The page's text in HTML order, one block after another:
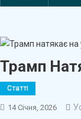
Трамп
Статті
14 Січня, 2026